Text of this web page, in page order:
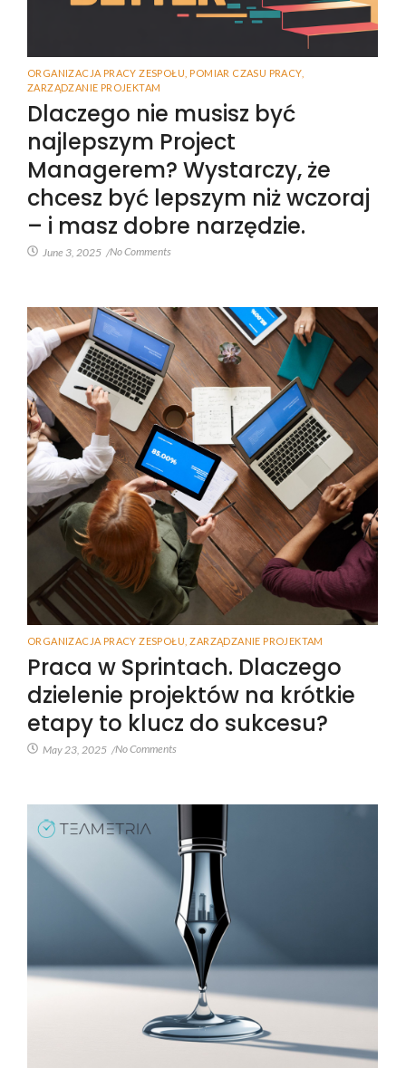
ORGANIZACJA PRACY ZESPOŁU POMIAR CZASU PRACY,
ZARZĄDZANIE PROJEKTAM
Dlaczego nie musisz być
najlepszym Project
Managerem? Wystarczy, że
chcesz być lepszym niż wczoraj
– i masz dobre narzędzie.
June 3, 2025 /No Comments
ORGANIZACJA PRACY ZESPOŁU ZARZĄDZANIE PROJEKTAM
Praca w Sprintach. Dlaczego
dzielenie projektów na krótkie
etapy to klucz do sukcesu?
May 23, 2025 /No Comments